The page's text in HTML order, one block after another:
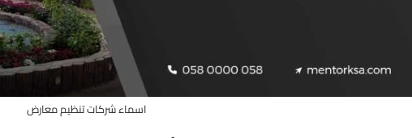
اسماء شركات تنظيم معارض